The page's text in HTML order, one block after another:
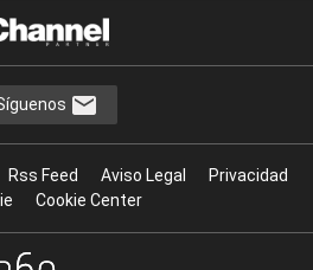
Rss Feed Aviso Legal
Privacidad
Cookie Center